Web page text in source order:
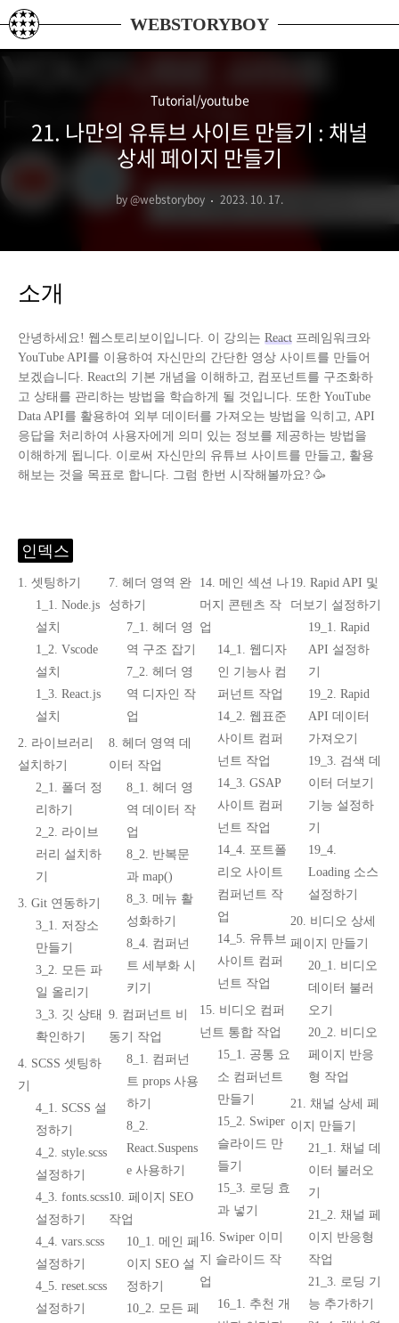
본문 바로가기
WEBSTORYBOY
Tutorial/youtube
21. 나만의 유튜브 사이트 만들기 : 채널
상세 페이지 만들기
by @webstoryboy 2023. 10. 17.
소개
안녕하세요! 웹스토리보이입니다. 이 강의는 React 프레임워크와
YouTube API를 이용하여 자신만의 간단한 영상 사이트를 만들어
보겠습니다. React의 기본 개념을 이해하고, 컴포넌트를 구조화하
고 상태를 관리하는 방법을 학습하게 될 것입니다. 또한 YouTube
Data API를 활용하여 외부 데이터를 가져오는 방법을 익히고, API
응답을 처리하여 사용자에게 의미 있는 정보를 제공하는 방법을
이해하게 됩니다. 이로써 자신만의 유튜브 사이트를 만들고, 활용
해보는 것을 목표로 합니다. 그럼 한번 시작해볼까요? 🥳
인덱스
1. 셋팅하기
1_1. Node.js
설치
1_2. Vscode
설치
1_3. React.js
설치
2. 라이브러리
설치하기
2_1. 폴더 정
리하기
2_2. 라이브
러리 설치하
기
3. Git 연동하기
3_1. 저장소
만들기
3_2. 모든 파
일 올리기
3_3. 깃 상태
확인하기
4. SCSS 셋팅하
기
4_1. SCSS 설
정하기
4_2. style.scss
설정하기
4_3. fonts.scss
설정하기
4_4. vars.scss
설정하기
4_5. reset.scss
설정하기
7. 헤더 영역 완
성하기
7_1. 헤더 영
역 구조 잡기
7_2. 헤더 영
역 디자인 작
업
8. 헤더 영역 데
이터 작업
8_1. 헤더 영
역 데이터 작
업
8_2. 반복문
과 map()
8_3. 메뉴 활
성화하기
8_4. 컴퍼넌
트 세부화 시
키기
9. 컴퍼넌트 비
동기 작업
8_1. 컴퍼넌
트 props 사용
하기
8_2.
React.Suspens
e 사용하기
10. 페이지 SEO
작업
10_1. 메인 페
이지 SEO 설
정하기
10_2. 모든 페
14. 메인 섹션 나
머지 콘텐츠 작
업
14_1. 웹디자
인 기능사 컴
퍼넌트 작업
14_2. 웹표준
사이트 컴퍼
넌트 작업
14_3. GSAP
사이트 컴퍼
넌트 작업
14_4. 포트폴
리오 사이트
컴퍼넌트 작
업
14_5. 유튜브
사이트 컴퍼
넌트 작업
15. 비디오 컴퍼
넌트 통합 작업
15_1. 공통 요
소 컴퍼넌트
만들기
15_2. Swiper
슬라이드 만
들기
15_3. 로딩 효
과 넣기
16. Swiper 이미
지 슬라이드 작
업
16_1. 추천 개
19. Rapid API 및
더보기 설정하기
19_1. Rapid
API 설정하
기
19_2. Rapid
API 데이터
가져오기
19_3. 검색 데
이터 더보기
기능 설정하
기
19_4.
Loading 소스
설정하기
20. 비디오 상세
페이지 만들기
20_1. 비디오
데이터 불러
오기
20_2. 비디오
페이지 반응
형 작업
21. 채널 상세 페
이지 만들기
21_1. 채널 데
이터 불러오
기
21_2. 채널 페
이지 반응형
작업
21_3. 로딩 기
능 추가하기